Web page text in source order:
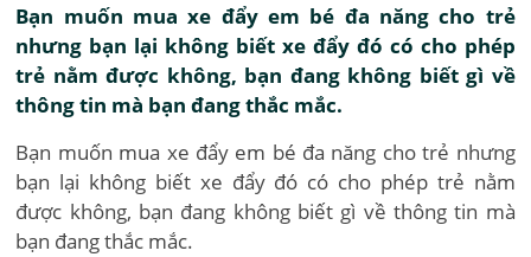
Bạn muốn mua xe đẩy em bé đa năng cho trẻ
nhưng bạn lại không biết xe đẩy đó có cho phép
trẻ nằm được không, bạn đang không biết gì về
thông tin mà bạn đang thắc mắc.
Bạn muốn mua xe đẩy em bé đa năng cho trẻ nhưng
bạn lại không biết xe đẩy đó có cho phép trẻ nằm
được không, bạn đang không biết gì về thông tin mà
bạn đang thắc mắc.